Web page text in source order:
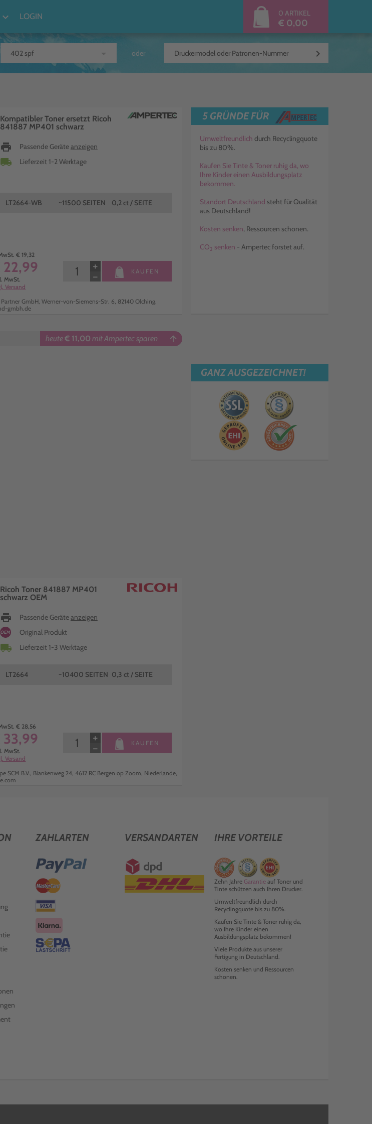
keyboard_arrow_down LOGIN 0 ARTIKEL
€ 0,00
oder keyboard_arrow_right
Kompatibler Toner ersetzt Ricoh
841887 MP401 schwarz
print Passende Geräteanzeigen
local_shipping Lieferzeit 1-2 Werktage
LT2664-WB ~11500 SEITEN 0,2 ct / SEITE
€ 19,32
MwSt.
Versand
−
+ KAUFEN
GmbH, Werner-von-Siemens-Str. 6, 82140 Olching,
gmbh.de
5 GRÜNDE FÜR
Umweltfreundlich durch Recyclingquote
bis zu 80%.
Kaufen Sie Tinte & Toner ruhig da, wo
Ihre Kinder einen Ausbildungsplatz
bekommen.
Standort Deutschland steht für Qualität
aus Deutschland!
Kosten senken, Ressourcen schonen.
CO2 senken - Ampertec forstet auf.
heute€ 11,00 mit Ampertec sparen arrow_upward
GANZ AUSGEZEICHNET!
Ricoh Toner 841887 MP401
schwarz OEM
print Passende Geräteanzeigen
OEM Original Produkt
local_shipping Lieferzeit 1-3 Werktage
LT2664 ~10400 SEITEN 0,3 ct / SEITE
€ 28,56
MwSt.
Versand
−
+ KAUFEN
SCM B.V., Blankenweg 24, 4612 RC Bergen op Zoom, Niederlande,
ZAHLARTEN VERSANDARTEN IHRE VORTEILE
Zehn Jahre Garantieauf Toner und
Tinte schützen auch Ihren Drucker.
Umweltfreundlich durch
Recyclingquote bis zu 80%.
Kaufen Sie Tinte & Toner ruhig da,
wo Ihre Kinder einen
Ausbildungsplatz bekommen!
Viele Produkte aus unserer
Fertigung in Deutschland.
Kosten senken und Ressourcen
schonen.